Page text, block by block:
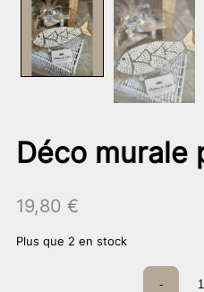
Déco murale
19,80 €
Plus que 2 en stock
quantité
-